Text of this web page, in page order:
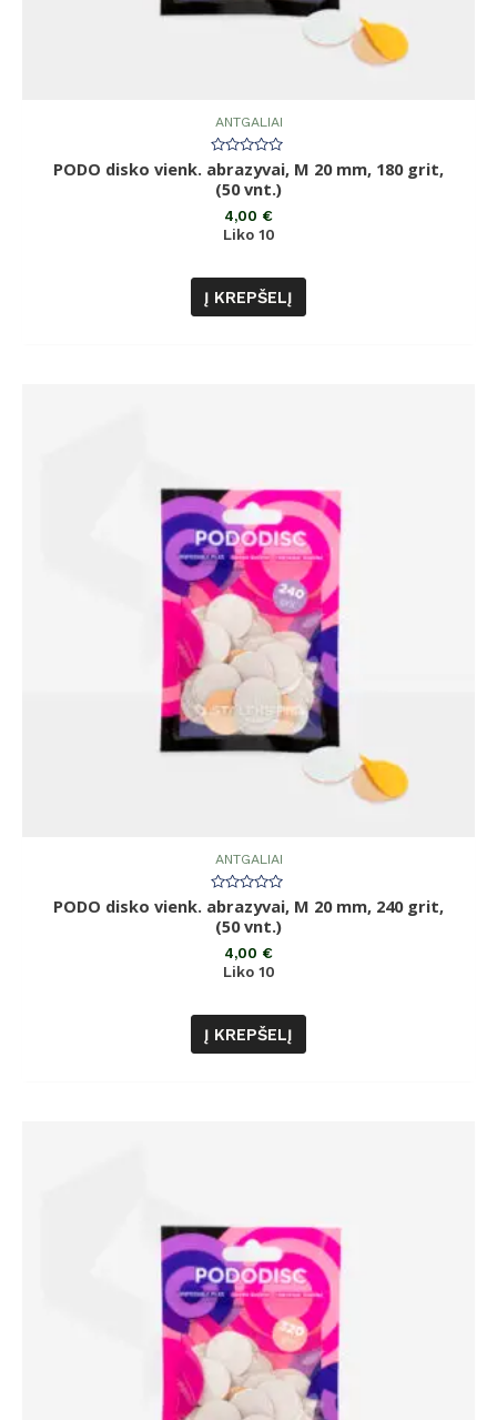
ANTGALIAI
Įvertinimas:
0
iš
PODO disko vienk. abrazyvai, M 20 mm, 180 grit,
(50 vnt.)
4,00 €
Liko 10
Į KREPŠELĮ
ANTGALIAI
Įvertinimas:
0
iš
PODO disko vienk. abrazyvai, M 20 mm, 240 grit,
(50 vnt.)
4,00 €
Liko 10
Į KREPŠELĮ